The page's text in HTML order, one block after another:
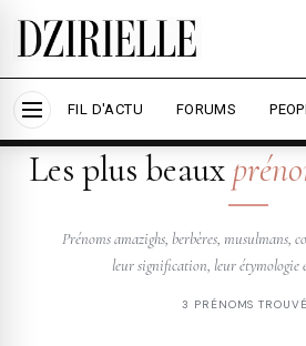
Nous utilisons des cookies
expérience et mesurer
Accepter tout
FIL D'ACTU FORUMS
Les plus beaux
Prénoms amazighs, berbères, musulmans,
leur signification, leur étymologie
3 PRÉNOMS